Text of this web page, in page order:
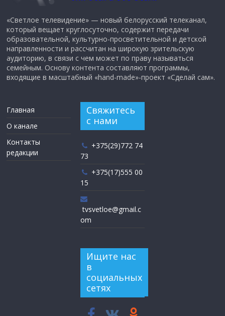
«Светлое телевидение» — новый белорусский телеканал,
который вещает круглосуточно, содержит передачи
образовательной, культурно-просветительной и детской
направленности и рассчитан на широкую зрительскую
аудиторию, в связи с чем может по праву называться
семейным. Основу контента составляют программы,
входящие в масштабный «hand-made»-проект «Сделай сам».
Главная
О канале
Контакты
редакции
Свяжитесь
с нами
+375(29)772 74
73
+375(17)555 00
15
tvsvetloe@gmail.c
om
Ищите нас
в
социальных
сетях